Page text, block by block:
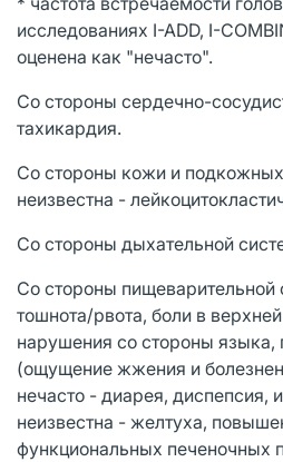
исследованиях I-ADD, I-
оценена как "нечасто".
Со стороны сердечно-
тахикардия.
Со стороны кожи и подкожных
неизвестна -
Со стороны дыхательной
Со стороны пищеварительной
тошнота/рвота, боли в
нарушения со стороны языка,
(ощущение жжения и
нечасто - диарея, диспепсия,
неизвестна - желтуха,
функциональных печеночных